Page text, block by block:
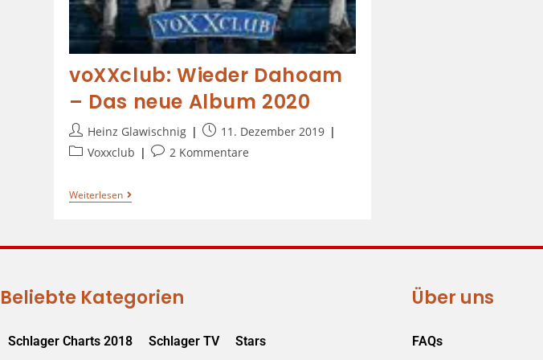
voXXclub: Wieder Dahoam
– Das neue Album 2020
Heinz Glawischnig
11. Dezember 2019
Voxxclub
2 Kommentare
Weiterlesen
Beliebte Kategorien
Schlager Charts 2018 Schlager TV Stars
Über uns
FAQs